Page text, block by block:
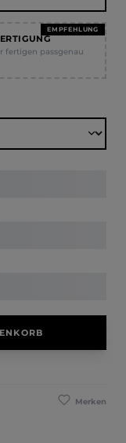
EMPFEHLUNG
fertigen passgenau
benutze die
Merken
Ratenkauf / Sofort)